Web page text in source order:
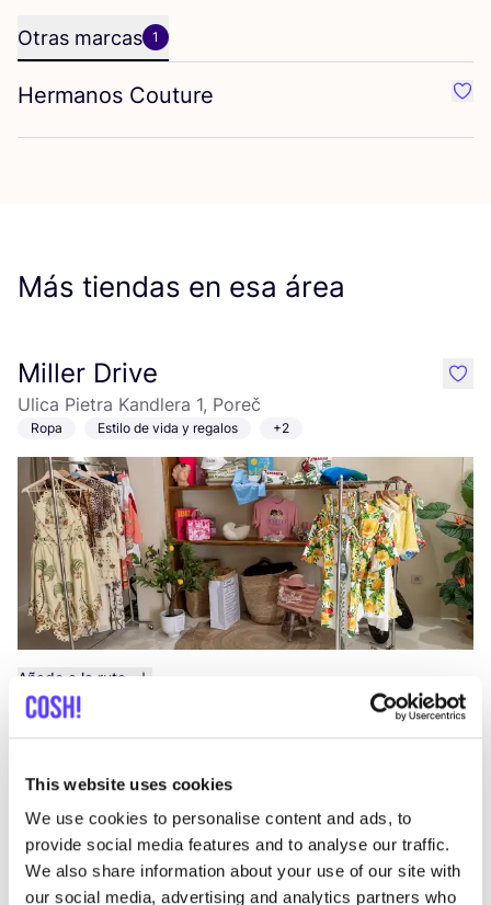
This website uses cookies
We use cookies to personalise content and ads, to
provide social media features and to analyse our traffic.
We also share information about your use of our site with
our social media, advertising and analytics partners who
Otras marcas 1
Hermanos Couture
Más tiendas en esa área
Miller Drive
Ulica Pietra Kandlera 1, Poreč
Ropa Estilo de vida y regalos +2
Añade a la ruta
like
Ulica Decumanus 25, Poreč
Bags Estilo de vida y regalos